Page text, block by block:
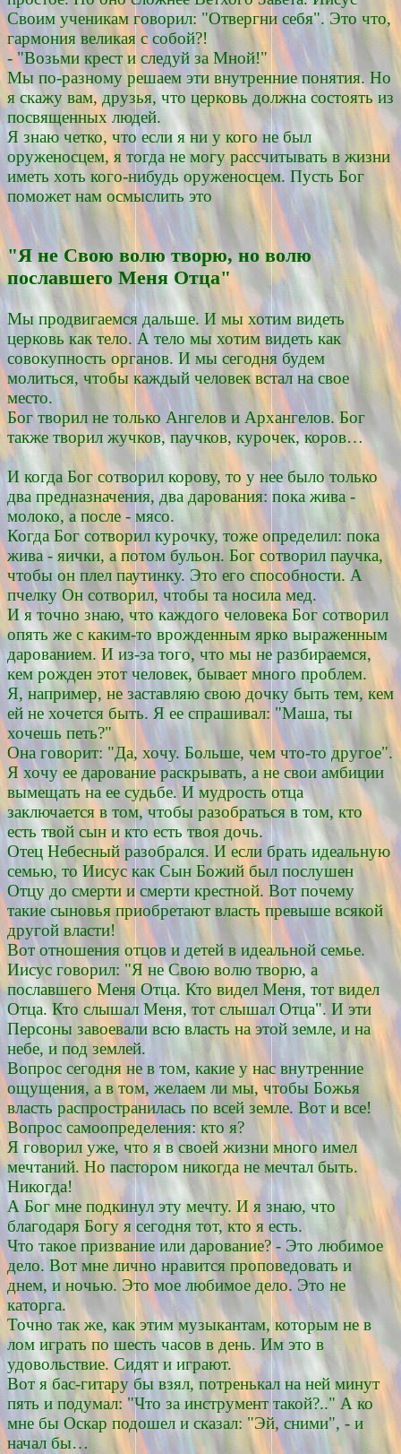
Своим ученикам говорил: "Отвергни себя". Это что,
гармония великая с собой?!
- "Возьми крест и следуй за Мной!"
Мы по-разному решаем эти внутренние понятия. Но
я скажу вам, друзья, что церковь должна состоять из
посвященных людей.
Я знаю четко, что если я ни у кого не был
оруженосцем, я тогда не могу рассчитывать в жизни
иметь хоть кого-нибудь оруженосцем. Пусть Бог
поможет нам осмыслить это
"Я не Свою волю творю, но волю
пославшего Меня Отца"
Мы продвигаемся дальше. И мы хотим видеть
церковь как тело. А тело мы хотим видеть как
совокупность органов. И мы сегодня будем
молиться, чтобы каждый человек встал на свое
место.
Бог творил не только Ангелов и Архангелов. Бог
также творил жучков, паучков, курочек, коров…
И когда Бог сотворил корову, то у нее было только
два предназначения, два дарования: пока жива -
молоко, а после - мясо.
Когда Бог сотворил курочку, тоже определил: пока
жива - яички, а потом бульон. Бог сотворил паучка,
чтобы он плел паутинку. Это его способности. А
пчелку Он сотворил, чтобы та носила мед.
И я точно знаю, что каждого человека Бог сотворил
опять же с каким-то врожденным ярко выраженным
дарованием. И из-за того, что мы не разбираемся,
кем рожден этот человек, бывает много проблем.
Я, например, не заставляю свою дочку быть тем, кем
ей не хочется быть. Я ее спрашивал: "Маша, ты
хочешь петь?"
Она говорит: "Да, хочу. Больше, чем что-то другое".
Я хочу ее дарование раскрывать, а не свои амбиции
вымещать на ее судьбе. И мудрость отца
заключается в том, чтобы разобраться в том, кто
есть твой сын и кто есть твоя дочь.
Отец Небесный разобрался. И если брать идеальную
семью, то Иисус как Сын Божий был послушен
Отцу до смерти и смерти крестной. Вот почему
такие сыновья приобретают власть превыше всякой
другой власти!
Вот отношения отцов и детей в идеальной семье.
Иисус говорил: "Я не Свою волю творю, а
пославшего Меня Отца. Кто видел Меня, тот видел
Отца. Кто слышал Меня, тот слышал Отца". И эти
Персоны завоевали всю власть на этой земле, и на
небе, и под землей.
Вопрос сегодня не в том, какие у нас внутренние
ощущения, а в том, желаем ли мы, чтобы Божья
власть распространилась по всей земле. Вот и все!
Вопрос самоопределения: кто я?
Я говорил уже, что я в своей жизни много имел
мечтаний. Но пастором никогда не мечтал быть.
Никогда!
А Бог мне подкинул эту мечту. И я знаю, что
благодаря Богу я сегодня тот, кто я есть.
Что такое призвание или дарование? - Это любимое
дело. Вот мне лично нравится проповедовать и
днем, и ночью. Это мое любимое дело. Это не
каторга.
Точно так же, как этим музыкантам, которым не в
лом играть по шесть часов в день. Им это в
удовольствие. Сидят и играют.
Вот я бас-гитару бы взял, потренькал на ней минут
пять и подумал: "Что за инструмент такой?.." А ко
мне бы Оскар подошел и сказал: "Эй, сними", - и
начал бы…